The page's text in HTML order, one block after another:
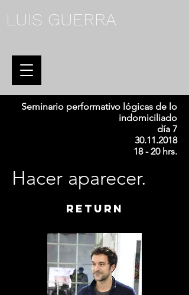
LUIS GUERRA
Seminario performativo lógicas de lo
indomiciliado
día 7
30.11.2018
18 - 20 hrs.
Hacer aparecer.
return